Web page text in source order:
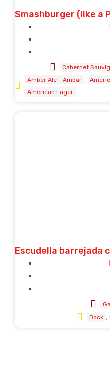
Smashburger (like a
Cabernet
Amber Ale - Ámbar
American Lager
Escudella barrejada
Bock